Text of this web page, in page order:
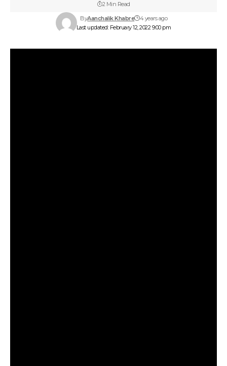
Last updated: February 12, 2022 9:00 pm
ByAanchalik Khabre 4 years ago
2 Min Read